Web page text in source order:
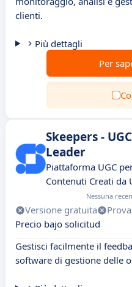
clienti.
Più dettagli
Per
Skeepers - UGC
Leader
Piattaforma UGC
Contenuti Creati da
Nessuna
Versione gratuita
Precio bajo solicitud
Gestisci facilmente il
software di gestione delle